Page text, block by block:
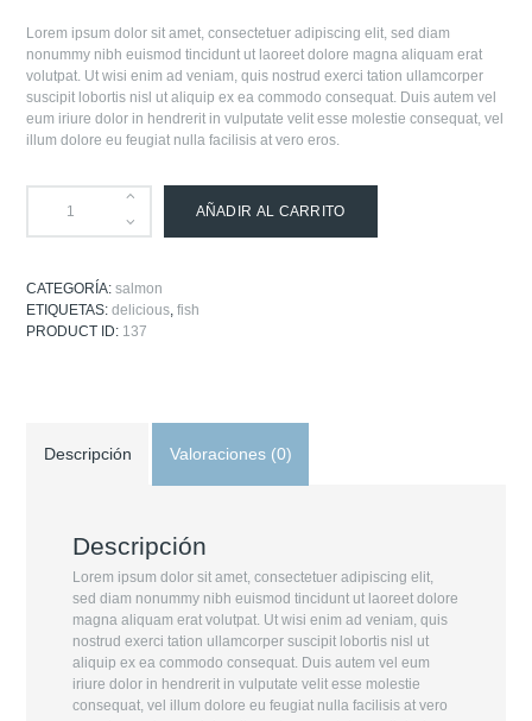
Lorem ipsum dolor sit amet, consectetuer adipiscing elit, sed diam
nonummy nibh euismod tincidunt ut laoreet dolore magna aliquam erat
volutpat. Ut wisi enim ad veniam, quis nostrud exerci tation ullamcorper
suscipit lobortis nisl ut aliquip ex ea commodo consequat. Duis autem vel
eum iriure dolor in hendrerit in vulputate velit esse molestie consequat, vel
illum dolore eu feugiat nulla facilisis at vero eros.
AÑADIR AL CARRITO
CATEGORÍA:salmon
ETIQUETAS:delicious,fish
PRODUCT ID: 137
Descripción Valoraciones (0)
Descripción
Lorem ipsum dolor sit amet, consectetuer adipiscing elit,
sed diam nonummy nibh euismod tincidunt ut laoreet dolore
magna aliquam erat volutpat. Ut wisi enim ad veniam, quis
nostrud exerci tation ullamcorper suscipit lobortis nisl ut
aliquip ex ea commodo consequat. Duis autem vel eum
iriure dolor in hendrerit in vulputate velit esse molestie
consequat, vel illum dolore eu feugiat nulla facilisis at vero